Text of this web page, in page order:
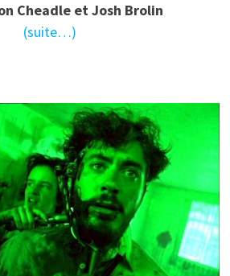
Cheadle et Josh Brolin
(suite…)